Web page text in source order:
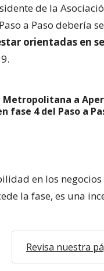
de la
a Paso debería
orientadas en
Metropolitana a
fase 4 del Paso a
en los
la fase, es una
Revisa nuestra